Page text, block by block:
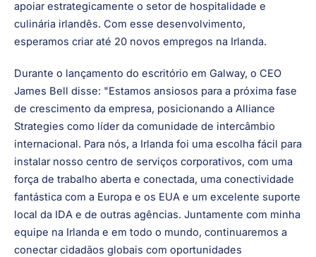
de 3 novos funcionários, a empresa tem planos de
aumentar a força de trabalho irlandesa para 15 nos
próximos 5 anos. Nossa próxima fase é oferecer
apoiar estrategicamente o setor de hospitalidade e
culinária irlandês. Com esse desenvolvimento,
esperamos criar até 20 novos empregos na Irlanda.
Durante o lançamento do escritório em Galway, o CEO
James Bell disse: "Estamos ansiosos para a próxima fase
de crescimento da empresa, posicionando a Alliance
Strategies como líder da comunidade de intercâmbio
internacional. Para nós, a Irlanda foi uma escolha fácil para
instalar nosso centro de serviços corporativos, com uma
força de trabalho aberta e conectada, uma conectividade